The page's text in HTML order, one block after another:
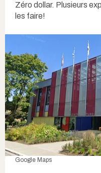
Zéro dollar. Plusieurs
les faire!
Google Maps